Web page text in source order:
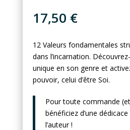
17,50 €
12 Valeurs fondamentales
dans l’incarnation.
unique en son genre et
pouvoir, celui d’être Soi.
Pour toute commande
bénéficiez d’une
l’auteur !